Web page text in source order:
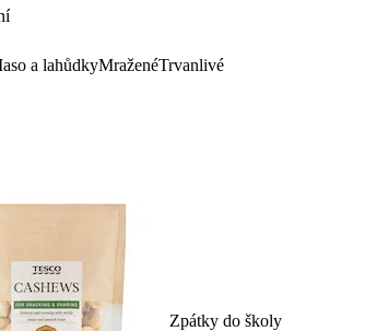
a lahůdkyMraženéTrvanlivé
Zpátky do školy